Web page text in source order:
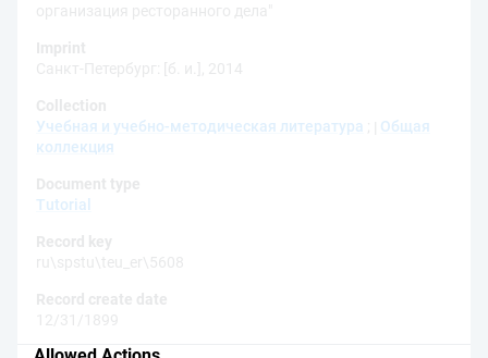
организация ресторанного дела"
Imprint
Санкт-Петербург: [б. и.], 2014
Collection
Учебная и учебно-методическая литература
Общая
коллекция
Document type
Tutorial
Record key
ru\spstu\teu_er\5608
Record create date
12/31/1899